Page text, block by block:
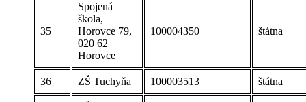
35
Spojená
škola,
Horovce 79,
020 62
Horovce
100004350 štátna
36 ZŠ Tuchyňa 100003513 štátna